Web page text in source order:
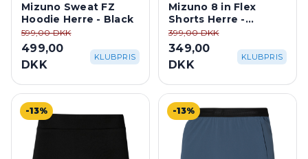
Mizuno Sweat FZ
Hoodie Herre - Black
599,00 DKK
499,00
DKK
KLUBPRIS
Mizuno 8 in Flex
Shorts Herre -
Bellwether Blue
399,00 DKK
349,00
DKK
KLUBPRIS
-13% -13%